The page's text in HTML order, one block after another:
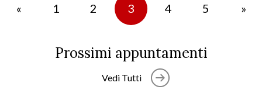
« 1 2 3 4 5 »
Prossimi appuntamenti
Vedi Tutti